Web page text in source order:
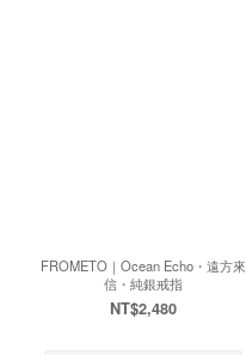
FROMETO｜Ocean Echo・遠方來
信・純銀戒指
NT$2,480